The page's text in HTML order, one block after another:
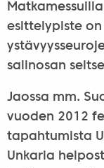
esittelypiste
salinosan
Jaossa mm.
vuoden 2012
tapahtumista
Unkaria